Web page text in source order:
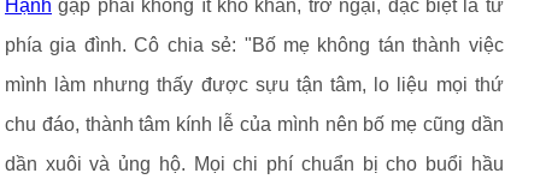
Hạnh gặp phải không ít khó khăn, trở ngại, đặc biệt là từ
phía gia đình. Cô chia sẻ: "Bố mẹ không tán thành việc
mình làm nhưng thấy được sựu tận tâm, lo liệu mọi thứ
chu đáo, thành tâm kính lễ của mình nên bố mẹ cũng dần
dần xuôi và ủng hộ. Mọi chi phí chuẩn bị cho buổi hầu